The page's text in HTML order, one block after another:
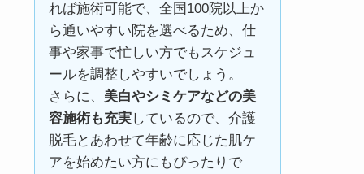
れば施術可能で、全国100院以上か
ら通いやすい院を選べるため、仕
事や家事で忙しい方でもスケジュ
ールを調整しやすいでしょう。
さらに、 美白やシミケアなどの美
容施術も充実しているので、介護
脱毛とあわせて年齢に応じた肌ケ
アを始めたい方にもぴったりで